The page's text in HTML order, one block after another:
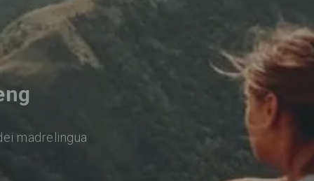
madrelingua